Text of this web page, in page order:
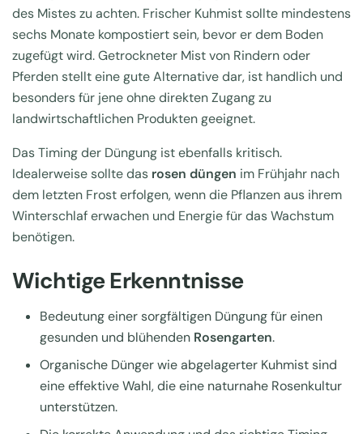
des Mistes zu achten. Frischer Kuhmist sollte mindestens
sechs Monate kompostiert sein, bevor er dem Boden
zugefügt wird. Getrockneter Mist von Rindern oder
Pferden stellt eine gute Alternative dar, ist handlich und
besonders für jene ohne direkten Zugang zu
landwirtschaftlichen Produkten geeignet.
Das Timing der Düngung ist ebenfalls kritisch.
Idealerweise sollte das rosen düngen im Frühjahr nach
dem letzten Frost erfolgen, wenn die Pflanzen aus ihrem
Winterschlaf erwachen und Energie für das Wachstum
benötigen.
Wichtige Erkenntnisse
Bedeutung einer sorgfältigen Düngung für einen
gesunden und blühenden Rosengarten.
Organische Dünger wie abgelagerter Kuhmist sind
eine effektive Wahl, die eine naturnahe Rosenkultur
unterstützen.